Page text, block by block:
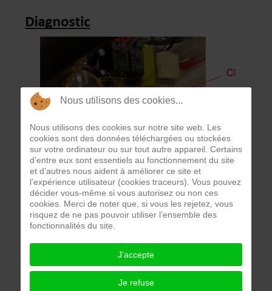
Nous utilisons des cookies...
Nous utilisons des cookies sur notre site web. Les
cookies sont des données téléchargées ou stockées
sur votre ordinateur ou sur tout autre appareil. Certains
d’entre eux sont essentiels au fonctionnement du site
et d’autres nous aident à améliorer ce site et
l’expérience utilisateur (cookies traceurs). Vous pouvez
décider vous-même si vous autorisez ou non ces
cookies. Merci de noter que, si vous les rejetez, vous
risquez de ne pas pouvoir utiliser l’ensemble des
fonctionnalités du site.
J'accepte
Je refuse